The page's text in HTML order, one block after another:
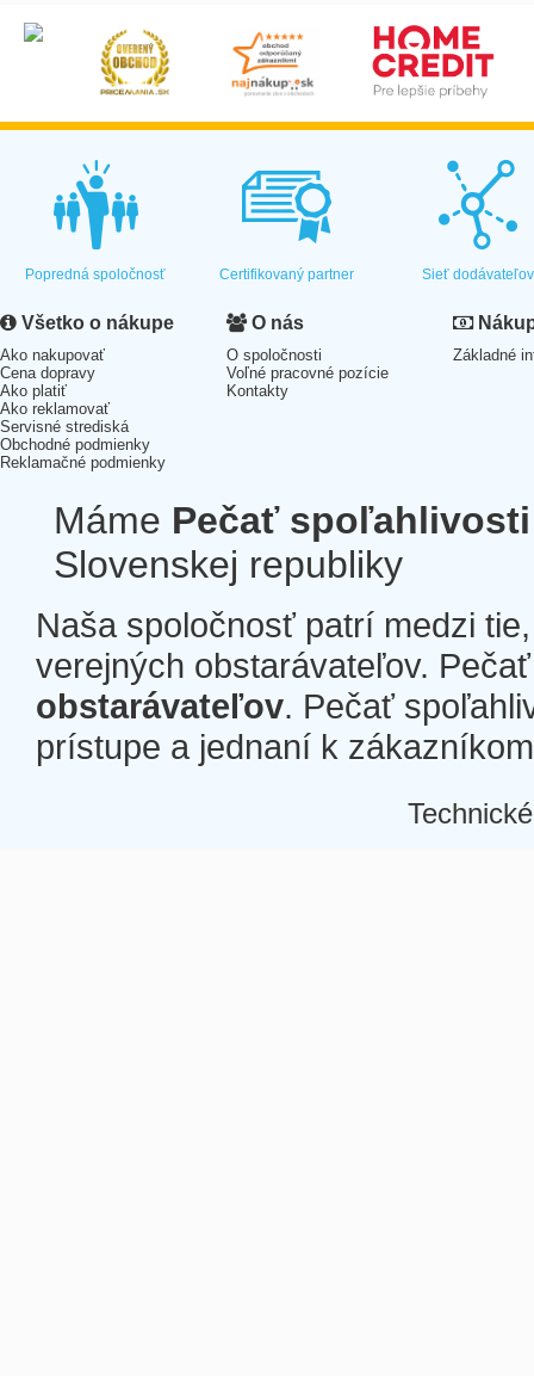
Popredná spoločnosť Certifikovaný partner Sieť dodávateľov
Všetko o nákupe
Ako nakupovať
Cena dopravy
Ako platiť
Ako reklamovať
Servisné strediská
Obchodné podmienky
Reklamačné podmienky
O nás
O spoločnosti
Voľné pracovné pozície
Kontakty
Základné
Máme Pečať spoľahlivosti
Slovenskej republiky
Naša spoločnosť patrí medzi
verejných obstarávateľov.
obstarávateľov. Pečať
prístupe a jednaní k